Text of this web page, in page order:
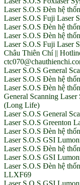
Laser S.O.S Đèn hệ
Laser S.O.S Fuji Laser
Laser S.O.S Đèn hệ
Laser S.O.S Đèn hệ
Laser S.O.S Fuji Laser
Châu Thiên Chí ||
Laser S.O.S General
Laser S.O.S Đèn hệ
Laser S.O.S Đèn hệ
General Scanning
(Long Life)
Laser S.O.S General
Laser S.O.S Greenton
Laser S.O.S Đèn hệ
Laser S.O.S GSI
Laser S.O.S Đèn hệ
Laser S.O.S GSI
Laser S.O.S Đèn hệ
LLXF69
Laser S.O.S GSI